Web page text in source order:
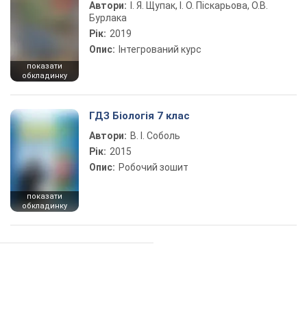
показати
обкладинку
Автори:
І. Я. Щупак, І. О. Піскарьова, О.В.
Бурлака
Рік: 2019
Опис: Інтегрований курс
показати
обкладинку
ГДЗ Біологія 7 клас
Автори: В. І. Соболь
Рік: 2015
Опис: Робочий зошит